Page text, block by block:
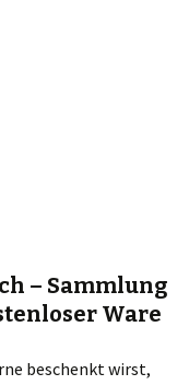
– Sammlung
Ware
beschenkt wirst,